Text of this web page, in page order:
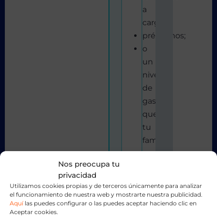
Nos preocupa tu
privacidad
Utilizamos cookies propias y de terceros únicamente para analizar
el funcionamiento de nuestra web y mostrarte nuestra publicidad.
Aquílas puedes configurar o las puedes aceptar haciendo clic en
Aceptar cookies.
a
cargo;
préstamos;
o
un
nivel
de
gastos
que
tu
familia
no
sin
tus